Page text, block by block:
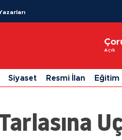
Açık
Siyaset Resmi İlan Eğitim